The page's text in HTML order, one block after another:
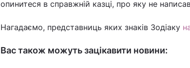
опинитеся в справжній казці, про яку не
Нагадаємо, представниць яких знаків Зодіаку
Вас також можуть зацікавити новини: